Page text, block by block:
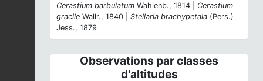
Cerastium barbulatum Wahlenb., 1814 | Cerastium
gracile Wallr., 1840 | Stellaria brachypetala (Pers.)
Jess., 1879
Observations par classes
d'altitudes